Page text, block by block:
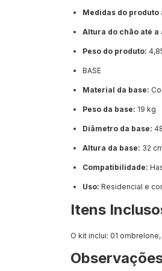
Medidas do produto
Altura do chão até a
Peso do produto:
BASE
Material da base:
Peso da base: 19 kg
Diâmetro da base:
Altura da base: 32
Compatibilidade:
Uso: Residencial e
Itens
O kit inclui: 01